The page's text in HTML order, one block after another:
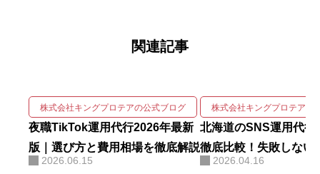
gleニュースをはじめ大手メディア
画・撮影・編集・運用をワンスト
ップで回しながら、そこにAIを掛
け合わせて成果を伸ばす実装力に
ある。AIコンサルティング・AI研
関連記事
株式会社キングプロテアの公式ブログ
夜職TikTok運用代行2026年最新
版｜選び方と費用相場を徹底解説
2026.06.15
株式会社キングプロテアの
北海道のSNS運用代行
徹底比較！失敗しない
方
2026.04.16